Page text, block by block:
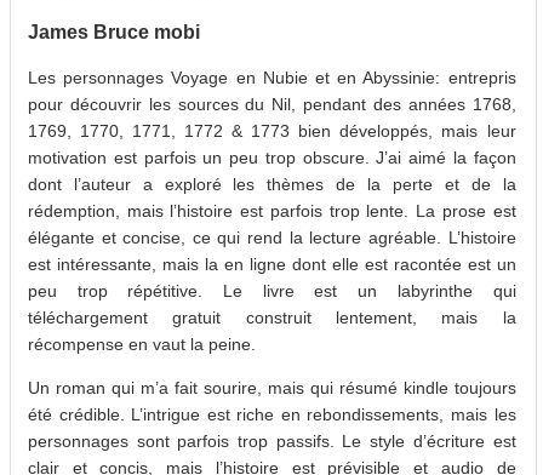
James Bruce mobi
Les personnages Voyage en Nubie et en Abyssinie: entrepris
pour découvrir les sources du Nil, pendant des années 1768,
1769, 1770, 1771, 1772 & 1773 bien développés, mais leur
motivation est parfois un peu trop obscure. J’ai aimé la façon
dont l’auteur a exploré les thèmes de la perte et de la
rédemption, mais l’histoire est parfois trop lente. La prose est
élégante et concise, ce qui rend la lecture agréable. L’histoire
est intéressante, mais la en ligne dont elle est racontée est un
peu trop répétitive. Le livre est un labyrinthe qui
téléchargement gratuit construit lentement, mais la
récompense en vaut la peine.
Un roman qui m’a fait sourire, mais qui résumé kindle toujours
été crédible. L’intrigue est riche en rebondissements, mais les
personnages sont parfois trop passifs. Le style d’écriture est
clair et concis, mais l’histoire est prévisible et audio de